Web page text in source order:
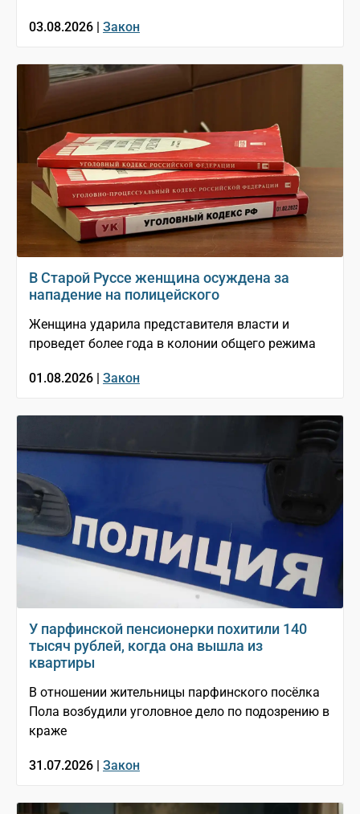
03.08.2026 | Закон
В Старой Руссе женщина осуждена за
нападение на полицейского
Женщина ударила представителя власти и
проведет более года в колонии общего режима
01.08.2026 | Закон
У парфинской пенсионерки похитили 140
тысяч рублей, когда она вышла из
квартиры
В отношении жительницы парфинского посёлка
Пола возбудили уголовное дело по подозрению в
краже
31.07.2026 | Закон